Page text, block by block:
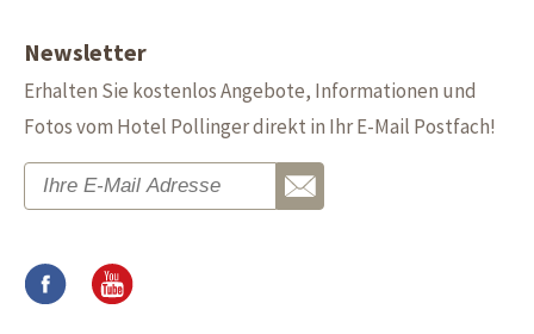
Newsletter
Erhalten Sie kostenlos Angebote, Informationen und
Fotos vom Hotel Pollinger direkt in Ihr E-Mail Postfach!